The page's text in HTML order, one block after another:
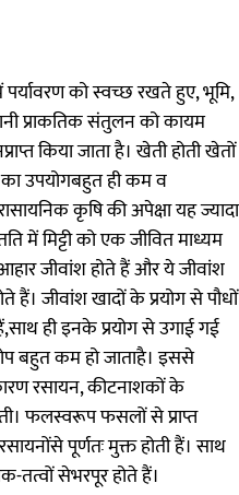
को स्वच्छ रखते हुए, भूमि,
प्राकतिक संतुलन को कायम
किया जाता है। खेती होती खेतों
उपयोगबहुत ही कम व
कृषि की अपेक्षा यह ज्यादा
में मिट्टी को एक जीवित माध्यम
जीवांश होते हैं और ये जीवांश
जीवांश खादों के प्रयोग से पौधों
ही इनके प्रयोग से उगाई गई
बहुत कम हो जाताहै। इससे
रसायन, कीटनाशकों के
फलस्वरूप फसलों से प्राप्त
पूर्णतः मुक्त होती हैं। साथ
तत्वों सेभरपूर होते हैं।